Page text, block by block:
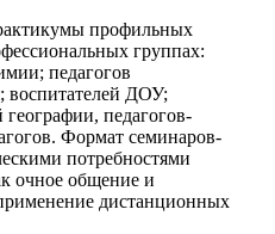
профильных
группах:
педагогов
воспитателей ДОУ;
педагогов-
Формат семинаров-
потребностями
очное общение и
дистанционных